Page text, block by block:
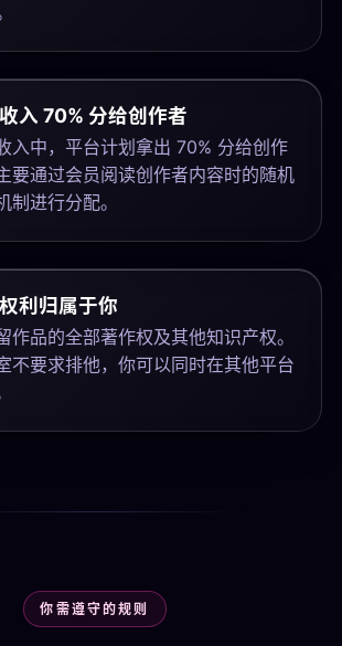
入 70% 分给创作者
入中，平台计划拿出 70% 分给创作
要通过会员阅读创作者内容时的随机
制进行分配。
利归属于你
作品的全部著作权及其他知识产权。
不要求排他，你可以同时在其他平台
你需遵守的规则